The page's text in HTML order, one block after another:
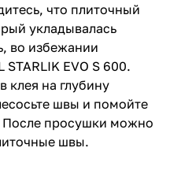
что плиточный
укладывалась
во избежании
STARLIK EVO S 600.
клея на глубину
швы и помойте
После просушки можно
швы.